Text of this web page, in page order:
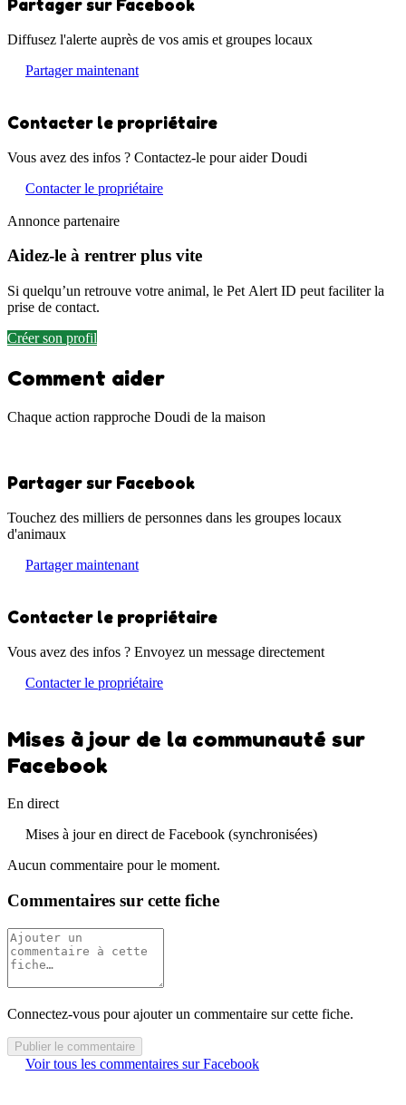
Partager sur Facebook
Diffusez l'alerte auprès de vos amis et groupes locaux
Partager maintenant
Contacter le propriétaire
Vous avez des infos ? Contactez-le pour aider Doudi
Contacter le propriétaire
Annonce partenaire
Aidez-le à rentrer plus vite
Si quelqu’un retrouve votre animal, le Pet Alert ID peut faciliter la
prise de contact.
Créer son profil
Comment aider
Chaque action rapproche Doudi de la maison
Partager sur Facebook
Touchez des milliers de personnes dans les groupes locaux
d'animaux
Partager maintenant
Contacter le propriétaire
Vous avez des infos ? Envoyez un message directement
Contacter le propriétaire
Mises à jour de la communauté sur
Facebook
En direct
Mises à jour en direct de Facebook (synchronisées)
Aucun commentaire pour le moment.
Commentaires sur cette fiche
Connectez-vous pour ajouter un commentaire sur cette fiche.
Publier le commentaire
Voir tous les commentaires sur Facebook